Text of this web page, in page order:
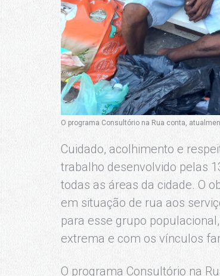
O programa Consultório na Rua conta,
Cuidado, acolhimento e
trabalho desenvolvido pelas
todas as áreas da cidade. O
em situação de rua aos
para esse grupo
extrema e com os vínculos
O programa Consultório na